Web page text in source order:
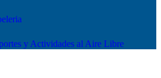
y Actividades al Aire Libre